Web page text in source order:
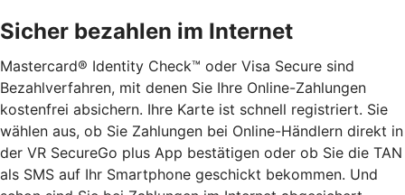
Sicher bezahlen im Internet
Mastercard® Identity Check™ oder Visa Secure sind
Bezahlverfahren, mit denen Sie Ihre Online-Zahlungen
kostenfrei absichern. Ihre Karte ist schnell registriert. Sie
wählen aus, ob Sie Zahlungen bei Online-Händlern direkt in
der VR SecureGo plus App bestätigen oder ob Sie die TAN
als SMS auf Ihr Smartphone geschickt bekommen. Und